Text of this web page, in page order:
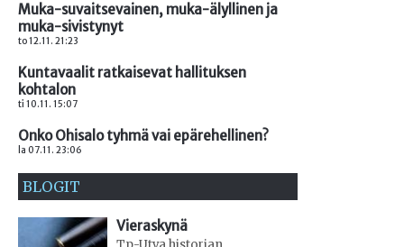
Muka-suvaitsevainen, muka-älyllinen ja
muka-sivistynyt
to 12.11. 21:23
Kuntavaalit ratkaisevat hallituksen
kohtalon
ti 10.11. 15:07
Onko Ohisalo tyhmä vai epärehellinen?
la 07.11. 23:06
BLOGIT
Vieraskynä